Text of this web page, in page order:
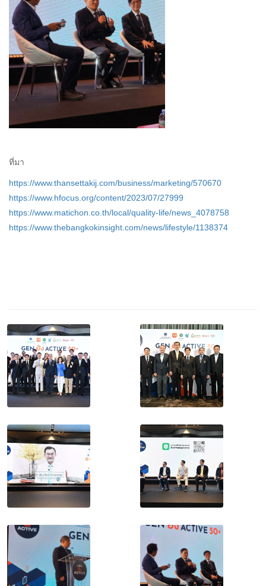
ที่มา
https://www.thansettakij.com/business/marketing/570670
https://www.hfocus.org/content/2023/07/27999
https://www.matichon.co.th/local/quality-life/news_4078758
https://www.thebangkokinsight.com/news/lifestyle/1138374